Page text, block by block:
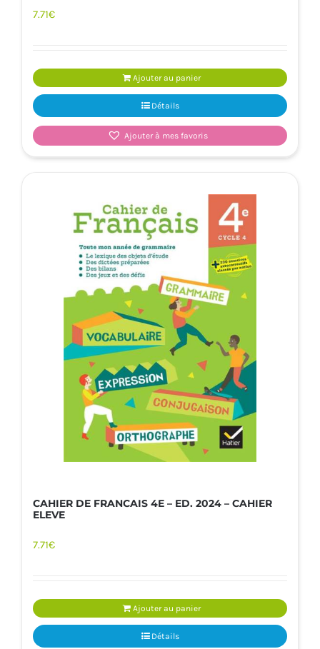
7.71€
Ajouter au panier
Détails
Ajouter à mes favoris
CAHIER DE FRANCAIS 4E – ED. 2024 – CAHIER
ELEVE
7.71€
Ajouter au panier
Détails